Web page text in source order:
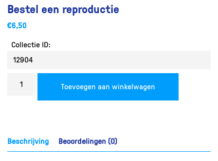
Bestel een reproductie
€6,50
Collectie ID:
reproductie
Toevoegen aan winkelwagen
Beschrijving Beoordelingen (0)